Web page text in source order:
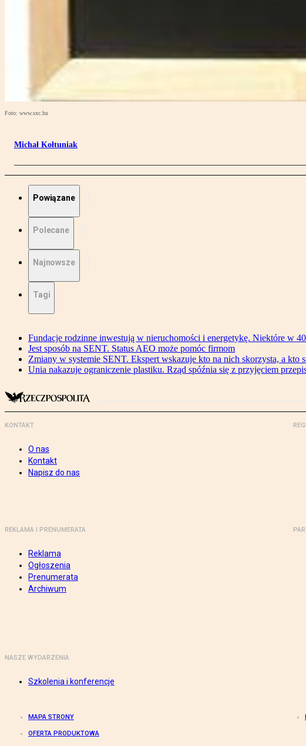
Foto: www.sxc.hu
Michał Kołtuniak
Powiązane
Polecane
Najnowsze
Tagi
Fundacje rodzinne inwestują w nieruchomości i energetykę. Niektóre w 40
Jest sposób na SENT. Status AEO może pomóc firmom
Zmiany w systemie SENT. Ekspert wskazuje kto na nich skorzysta, a kto
Unia nakazuje ograniczenie plastiku. Rząd spóźnia się z przyjęciem
KONTAKT
O nas
Kontakt
Napisz do nas
REKLAMA I PRENUMERATA
Reklama
Ogłoszenia
Prenumerata
Archiwum
NASZE WYDARZENIA
Szkolenia i konferencje
MAPA STRONY
OFERTA PRODUKTOWA